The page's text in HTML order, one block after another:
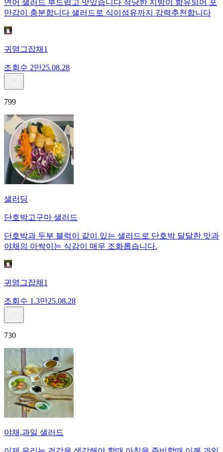
연어 샐러드 부드럽고 맛있습니다 적당한 지방이 함유되어 포
만감이 충분합니다 샐러드로 식이섬유까지 강력추천합니다
귀염그잡채1
조회수 2만25.08.28
799
샐러딩
단호박고구마 샐러드
단호박과 두부 블럭이 같이 있는 샐러드로 단호박 달달한 맛과
야채의 아싹이는 식감이 매우 조화롭습니다.
귀염그잡채1
조회수 1.3만25.08.28
730
야채,과일 샐러드